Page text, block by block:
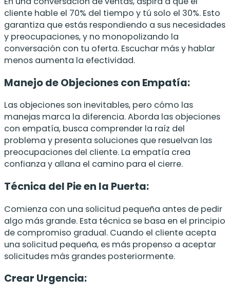
cliente hable el 70% del tiempo y tú solo el 30%. Esto
garantiza que estás respondiendo a sus necesidades
y preocupaciones, y no monopolizando la
conversación con tu oferta. Escuchar más y hablar
menos aumenta la efectividad.
Manejo de Objeciones con Empatía:
Las objeciones son inevitables, pero cómo las
manejas marca la diferencia. Aborda las objeciones
con empatía, busca comprender la raíz del
problema y presenta soluciones que resuelvan las
preocupaciones del cliente. La empatía crea
confianza y allana el camino para el cierre.
Técnica del Pie en la Puerta:
Comienza con una solicitud pequeña antes de pedir
algo más grande. Esta técnica se basa en el principio
de compromiso gradual. Cuando el cliente acepta
una solicitud pequeña, es más propenso a aceptar
solicitudes más grandes posteriormente.
Crear Urgencia: